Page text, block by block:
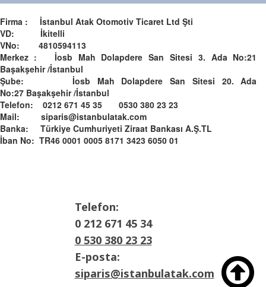

Firma : İstanbul Atak Otomotiv Ticaret Ltd Şti
VD: İkitelli
VNo: 4810594113
Merkez : İosb Mah Dolapdere San Sitesi 3. Ada No:21
Başakşehir /İstanbul
Şube: İosb Mah Dolapdere San Sitesi 20. Ada
No:27 Başakşehir /İstanbul
Telefon: 0212 671 45 35 0530 380 23 23
Mail: siparis@istanbulatak.com
Banka: Türkiye Cumhuriyeti Ziraat Bankası A.Ş.­­TL­
İban No: TR46 0001 0005 8171 3423 6050 01
Telefon:
0 212 671 45 34
0 530 380 23 23
E-posta:
siparis@istanbulatak.com